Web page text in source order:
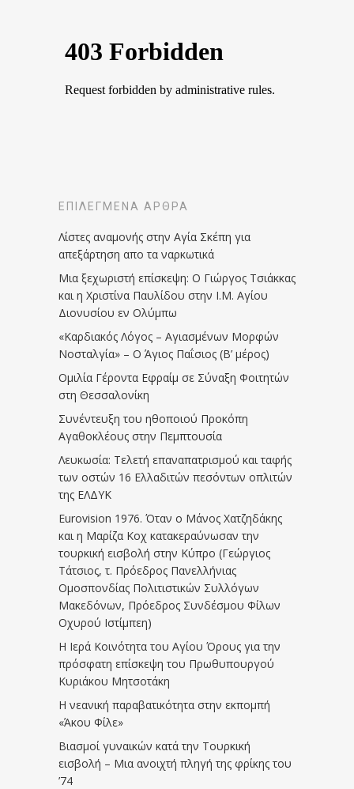
ΕΠΙΛΕΓΜΈΝΑ ΆΡΘΡΑ
Λίστες αναμονής στην Αγία Σκέπη για
απεξάρτηση απο τα ναρκωτικά
Μια ξεχωριστή επίσκεψη: Ο Γιώργος Τσιάκκας
και η Χριστίνα Παυλίδου στην Ι.Μ. Αγίου
Διονυσίου εν Ολύμπω
«Καρδιακός Λόγος – Αγιασμένων Μορφών
Νοσταλγία» – Ο Άγιος Παΐσιος (Β’ μέρος)
Ομιλία Γέροντα Εφραίμ σε Σύναξη Φοιτητών
στη Θεσσαλονίκη
Συνέντευξη του ηθοποιού Προκόπη
Αγαθοκλέους στην Πεμπτουσία
Λευκωσία: Τελετή επαναπατρισμού και ταφής
των οστών 16 Ελλαδιτών πεσόντων οπλιτών
της ΕΛΔΥΚ
Eurovision 1976. Όταν ο Μάνος Χατζηδάκης
και η Μαρίζα Κοχ κατακεραύνωσαν την
τουρκική εισβολή στην Κύπρο (Γεώργιος
Τάτσιος, τ. Πρόεδρος Πανελλήνιας
Ομοσπονδίας Πολιτιστικών Συλλόγων
Μακεδόνων, Πρόεδρος Συνδέσμου Φίλων
Οχυρού Ιστίμπεη)
Η Ιερά Κοινότητα του Αγίου Όρους για την
πρόσφατη επίσκεψη του Πρωθυπουργού
Κυριάκου Μητσοτάκη
Η νεανική παραβατικότητα στην εκπομπή
«Άκου Φίλε»
Βιασμοί γυναικών κατά την Τουρκική
εισβολή – Μια ανοιχτή πληγή της φρίκης του
’74